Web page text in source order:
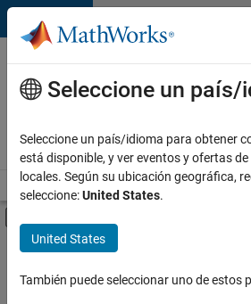
Saltar al contenido
Ofertas
de
empleo
MathWorks
Visión general Búsqueda de empleo
Contenido principal
FILTRADO POR
Seleccione un país/
Seleccione un país/idioma para obtener
está disponible, y ver eventos y ofertas
locales. Según su ubicación geográfica,
seleccione:United States.
United States
También puede seleccionar uno de estos